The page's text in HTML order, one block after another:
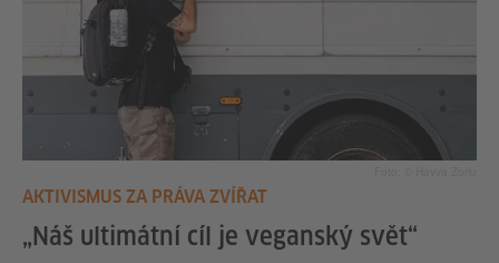
AKTIVISMUS ZA PRÁVA ZVÍŘAT
„Náš ultimátní cíl je veganský svět“